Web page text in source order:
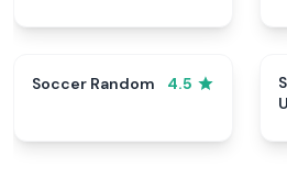
Soccer Random 4.5